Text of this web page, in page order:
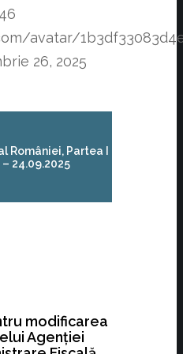
avatar/
26, 2025
României, Partea I
24.09.2025
modificarea
Agenţiei